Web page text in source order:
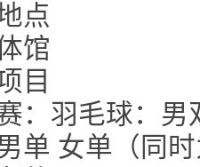
点
馆
目
：羽毛球：
单 女单（同